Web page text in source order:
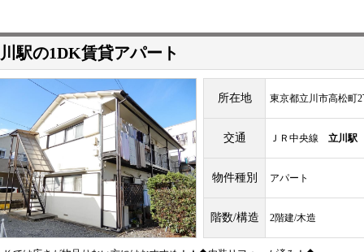
駅の1DK賃貸アパート
所在地 東京都立川市高松町
交通 ＪＲ中央線 立川駅
物件種別 アパート
階数/構造 2階建/木造